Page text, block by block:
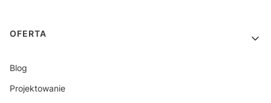
OFERTA
Blog
Projektowanie